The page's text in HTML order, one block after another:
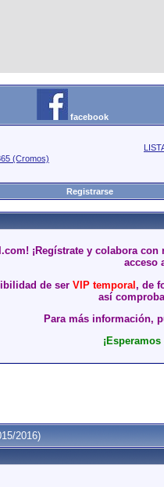
facebook
(Cromos)
Registrarse
¡Regístrate y colabora
acceso
de ser VIP temporal, de
así
Para más información,
2016)